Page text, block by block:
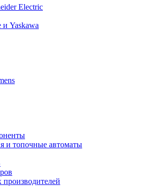
Electric
и Yaskawa
и топочные автоматы